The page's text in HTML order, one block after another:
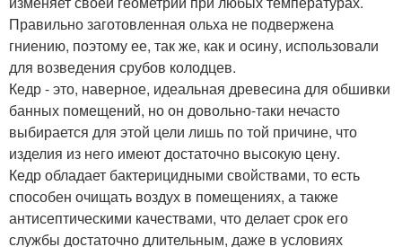
Правильно заготовленная ольха не подвержена
гниению, поэтому ее, так же, как и осину, использовали
для возведения срубов колодцев.
Кедр - это, наверное, идеальная древесина для обшивки
банных помещений, но он довольно-таки нечасто
выбирается для этой цели лишь по той причине, что
изделия из него имеют достаточно высокую цену.
Кедр обладает бактерицидными свойствами, то есть
способен очищать воздух в помещениях, а также
антисептическими качествами, что делает срок его
службы достаточно длительным, даже в условиях